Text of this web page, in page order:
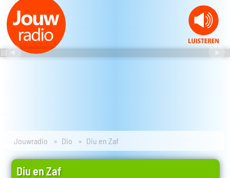
Jouwradio Dio Diu en Zaf
Diu en Zaf